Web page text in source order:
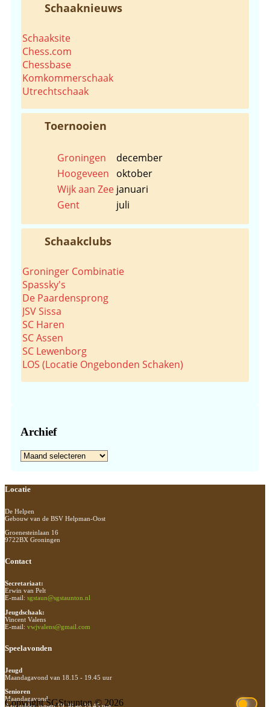
Schaaknieuws
Schaaksite
Chess.com
Chessbase
Komkommerschaak
Utrechtschaak
Toernooien
Groningen
december
Hoogeveen
oktober
Wijk aan Zee januari
Gent
juli
Schaakclubs
Groninger Combinatie
Spassky's
De Paardensprong
JSV Sissa
SC Haren
SC Assen
SC Lewenborg
LOS (Locatie Ongebonden Schaken)
Archief
Archief
Footer
Locatie
De Helpen
Gebouw van de BSV Helpman-Oost
Groenesteinlaan 16
9722BX Groningen
Contact
Secretariaat:
Erwin van Pelt
E-mail: sgstaun@sgstaunton.nl
Jeugdschaak:
Vincent Valens
E-mail: vwjvalens@gmail.com
Speelavonden
Jeugd
Maandagavond van 18.15 - 19.45 uur
Senioren
Maandagavond
Copyright SGStaunton © 2026